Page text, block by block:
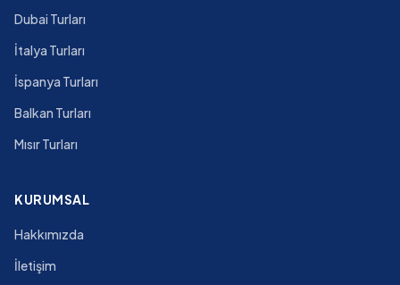
Dubai Turları
İtalya Turları
İspanya Turları
Balkan Turları
Mısır Turları
KURUMSAL
Hakkımızda
İletişim